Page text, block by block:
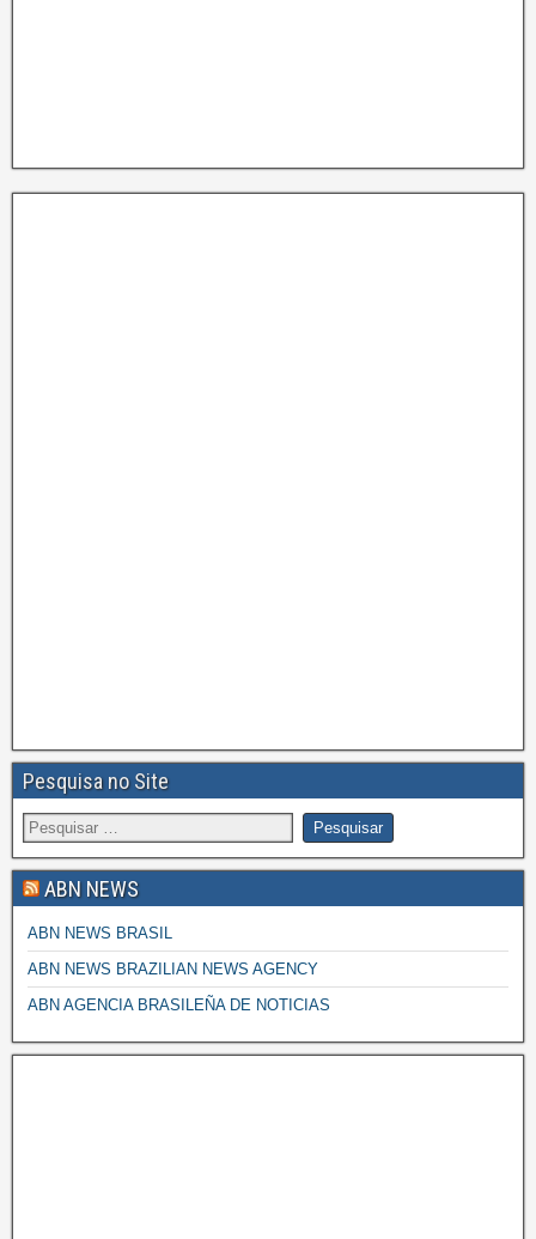
Pesquisa no Site
ABN NEWS
ABN NEWS BRASIL
ABN NEWS BRAZILIAN NEWS AGENCY
ABN AGENCIA BRASILEÑA DE NOTICIAS